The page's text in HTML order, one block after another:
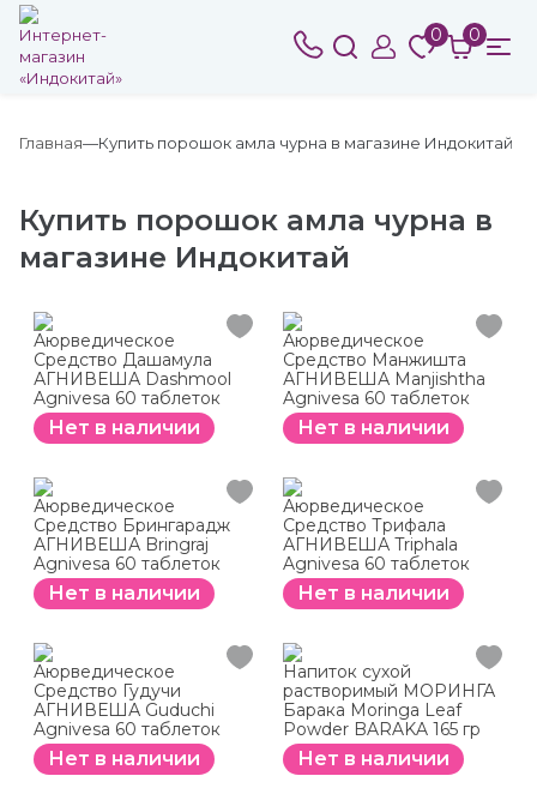
0 0
Главная Купить порошок амла чурна в магазине Индокитай
Купить порошок амла чурна в
магазине Индокитай
Аюрведическое
Средство Дашамула
АГНИВЕША Dashmool
Agnivesa 60 таблеток
Нет в наличии
Аюрведическое
Средство Манжишта
АГНИВЕША Manjishtha
Agnivesa 60 таблеток
Нет в наличии
Аюрведическое
Средство Брингарадж
АГНИВЕША Bringraj
Agnivesa 60 таблеток
Нет в наличии
Аюрведическое
Средство Трифала
АГНИВЕША Triphala
Agnivesa 60 таблеток
Нет в наличии
Аюрведическое
Средство Гудучи
АГНИВЕША Guduchi
Agnivesa 60 таблеток
Нет в наличии
Напиток сухой
растворимый МОРИНГА
Барака Moringa Leaf
Powder BARAKA 165 гр
Нет в наличии